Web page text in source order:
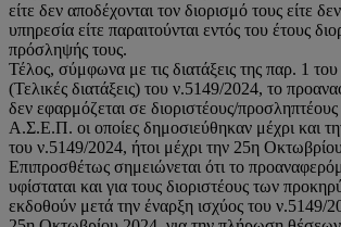
είτε δεν αποδέχονται τον διορισμό τους είτε
υπηρεσία είτε παραιτούνται εντός του έτους
πρόσληψής τους.
Τέλος, σύμφωνα με τις διατάξεις της παρ. 1
(Τελικές διατάξεις) του ν.5149/2024, το
δεν εφαρμόζεται σε διοριστέους/
Α.Σ.Ε.Π. οι οποίες δημοσιεύθηκαν μέχρι και
του ν.5149/2024, ήτοι μέχρι την 25η
Επιπροσθέτως σημειώνεται ότι το
υφίσταται και για τους διοριστέους των
εκδοθούν μετά την έναρξη ισχύος του ν.5149/